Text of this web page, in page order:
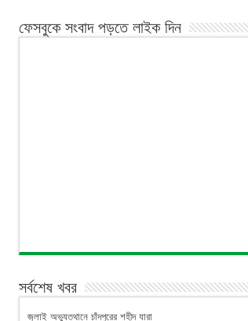
ফেসবুকে সংবাদ পড়তে লাইক দিন
সর্বশেষ খবর
জুলাই অভ্যুত্থানে চাঁদপুরের শহীদ যারা